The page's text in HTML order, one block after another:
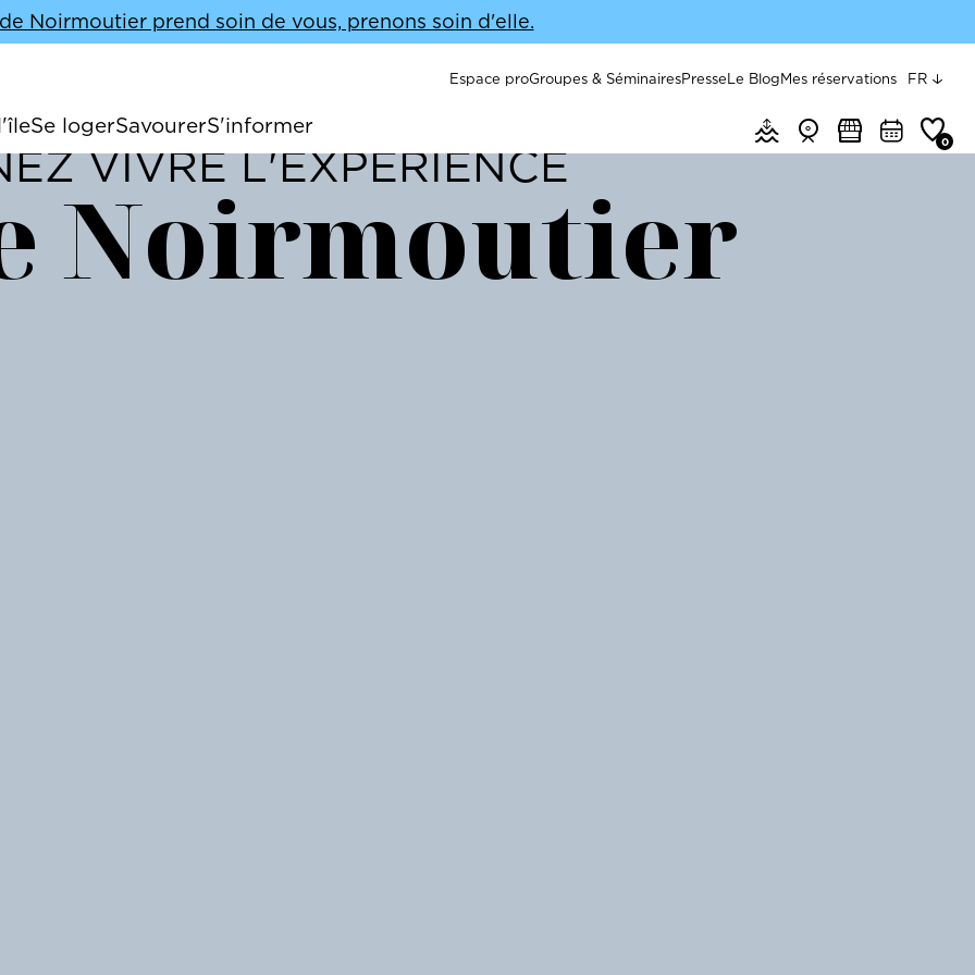
Noirmoutier prend soin de vous, prenons soin d'elle.
Espace proGroupes & SéminairesPresseLe BlogMes réservations FR
Se logerSavourerS'informer
Marées & météo
WebcamsMarchésAgendaFavoris
0
VIVRE L'EXPÉRIENCE
Noirmoutier